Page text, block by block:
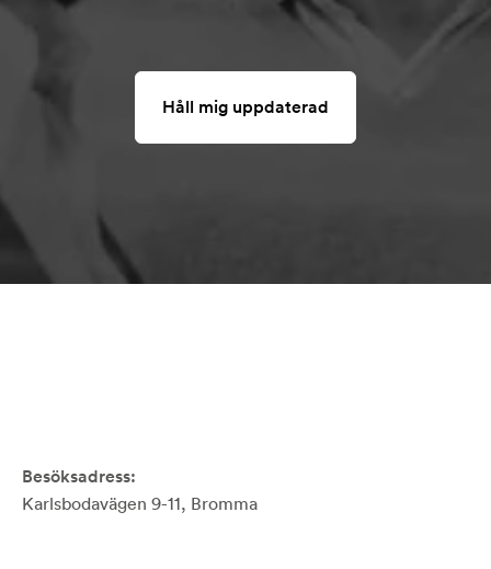
Håll mig uppdaterad
Besöksadress:
Karlsbodavägen 9-11, Bromma